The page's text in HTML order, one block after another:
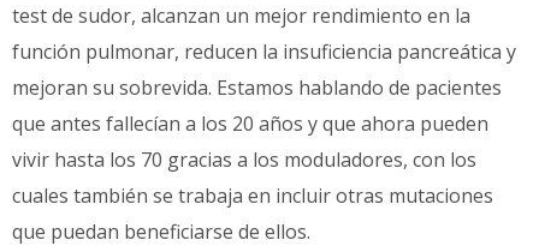
test de sudor, alcanzan un mejor rendimiento en la
función pulmonar, reducen la insuficiencia pancreática y
mejoran su sobrevida. Estamos hablando de pacientes
que antes fallecían a los 20 años y que ahora pueden
vivir hasta los 70 gracias a los moduladores, con los
cuales también se trabaja en incluir otras mutaciones
que puedan beneficiarse de ellos.